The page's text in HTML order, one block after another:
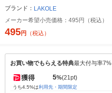
ブランド： LAKOLE
メーカー希望小売価格： 495円（税込）
495円 （税込）
お買い物でもらえる特典最大付与率7%
獲得 5%(21pt)
うち4.5%は利用先・期間限定